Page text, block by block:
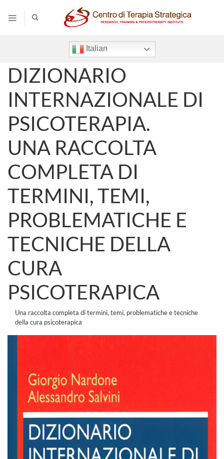
contenuti
Italian
DIZIONARIO
INTERNAZIONALE DI
PSICOTERAPIA.
UNA RACCOLTA
COMPLETA DI
TERMINI, TEMI,
PROBLEMATICHE E
TECNICHE DELLA
CURA
PSICOTERAPICA
Una raccolta completa di termini, temi, problematiche e tecniche
della cura psicoterapica